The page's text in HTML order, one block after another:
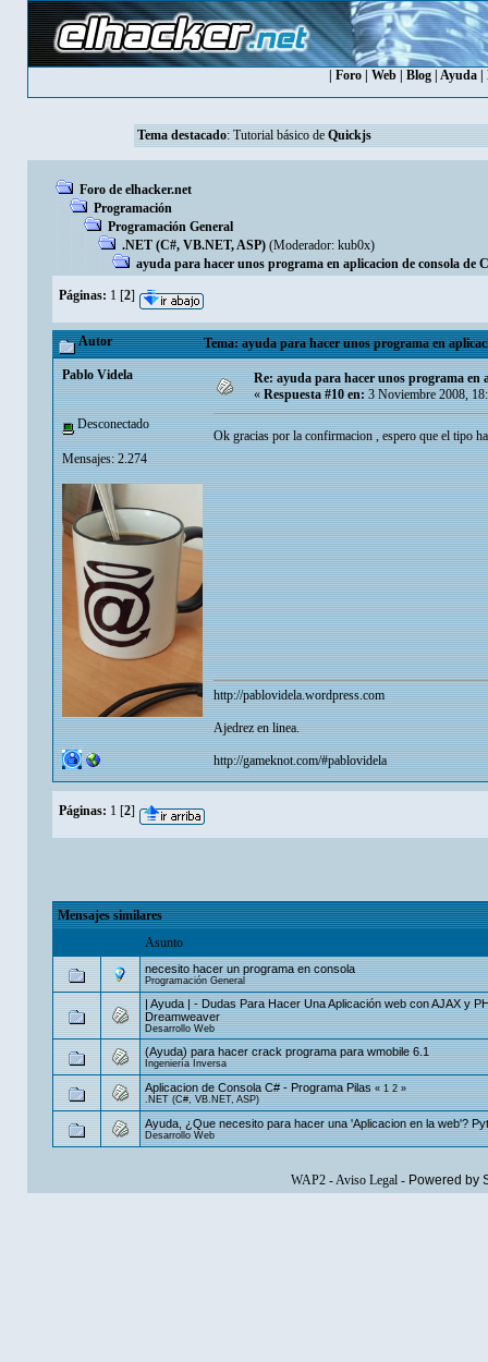
Foro| Web| Blog| Ayuda|
Tema destacado: Tutorial básico de Quickjs
Foro de elhacker.net
Programación
Programación General
.NET (C#, VB.NET, ASP) (Moderador: kub0x)
ayuda para hacer unos programa en aplicacion de consola de
Páginas: 1 [2]
Autor Tema: ayuda para hacer unos programa en
Pablo Videla
Desconectado
Mensajes: 2.274
Re: ayuda para hacer unos programa en
«Respuesta #10 en:3 Noviembre 2008,
Ok gracias por la confirmacion , espero que el tipo
http://pablovidela.wordpress.com
Ajedrez en linea.
http://gameknot.com/#pablovidela
Páginas: 1 [2]
Mensajes similares
Asunto
necesito hacer un programa en consola
Programación General
| Ayuda | - Dudas Para Hacer Una Aplicación web con AJAX y
Dreamweaver
Desarrollo Web
(Ayuda) para hacer crack programa para wmobile 6.1
Ingeniería Inversa
Aplicacion de Consola C# - Programa Pilas «1 2»
.NET (C#, VB.NET, ASP)
Ayuda, ¿Que necesito para hacer una 'Aplicacion en la web'?
Desarrollo Web
WAP2-Aviso Legal- Powered by